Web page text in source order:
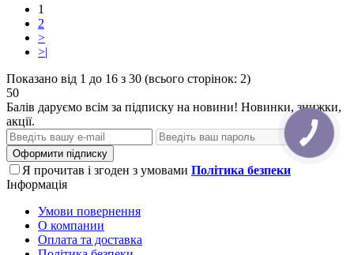
1
2
>
>|
Показано від 1 до 16 з 30 (всього сторінок: 2)
50
Балів даруємо всім за підписку на новини! Новинки, знижки,
акції.
Оформити підписку
Я прочитав і згоден з умовами Політика безпеки
Інформація
Умови повернення
О компании
Оплата та доставка